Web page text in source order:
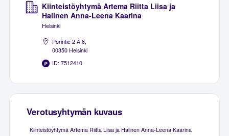
Kiinteistöyhtymä Artema Riitta Liisa ja
Halinen Anna-Leena Kaarina
Helsinki
Porintie 2 A 6,
00350 Helsinki
ID: 7512410
Verotusyhtymän kuvaus
Kiinteistöyhtymä Artema Riitta Liisa ja Halinen Anna-Leena Kaarina